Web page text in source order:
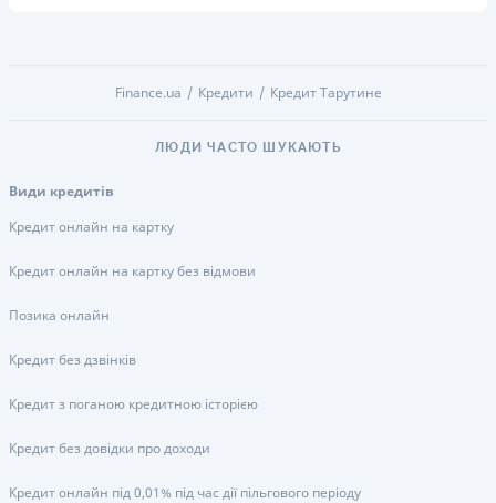
Finance.ua Кредити Кредит Тарутине
ЛЮДИ ЧАСТО ШУКАЮТЬ
Види кредитів
Кредит онлайн на картку
Кредит онлайн на картку без відмови
Позика онлайн
Кредит без дзвінків
Кредит з поганою кредитною історією
Кредит без довідки про доходи
Кредит онлайн під 0,01% під час дії пільгового періоду